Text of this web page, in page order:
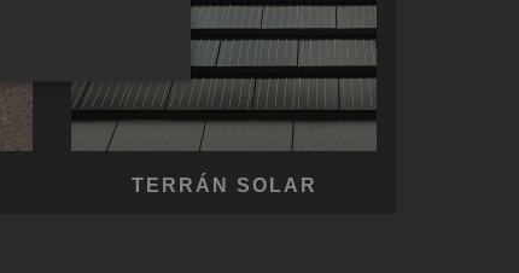
TERRÁN SOLAR
CROATIAN